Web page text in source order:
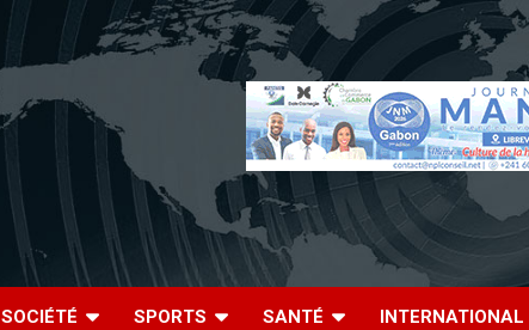
SOCIÉTÉ SPORTS SANTÉ INTERNATIONAL